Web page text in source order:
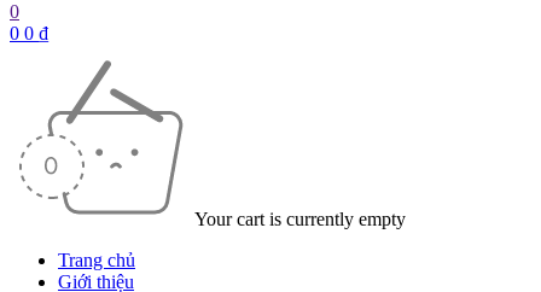
0
0 0 ₫
Your cart is currently empty
Trang chủ
Giới thiệu